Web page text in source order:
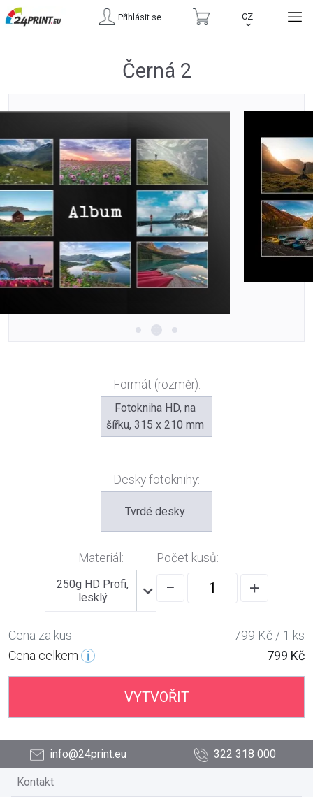
Přihlásit se CZ
›
Černá 2
Formát (rozměr):
Fotokniha HD, na
šířku, 315 x 210 mm
Desky fotoknihy:
Tvrdé desky
Materiál:
250g HD Profi,
lesklý
Počet kusů:
− +
Cena za kus
799 Kč / 1 ks
Cena celkem
799 Kč
VYTVOŘIT
info@24print.eu 322 318 000
Kontakt